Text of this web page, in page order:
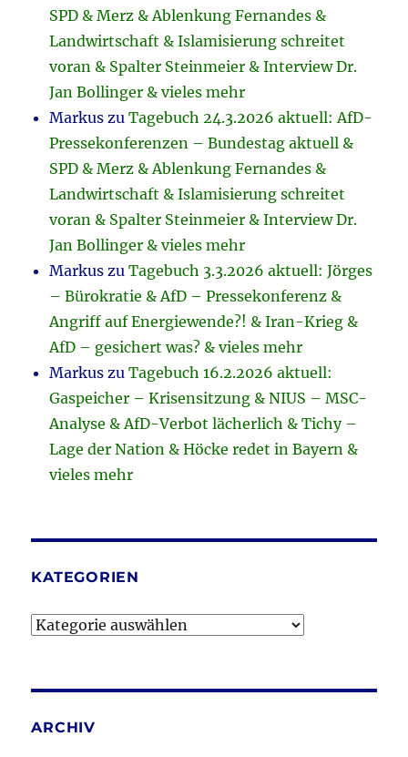
SPD & Merz & Ablenkung Fernandes &
Landwirtschaft & Islamisierung schreitet
voran & Spalter Steinmeier & Interview Dr.
Jan Bollinger & vieles mehr
Markus zuTagebuch 24.3.2026 aktuell: AfD-
Pressekonferenzen – Bundestag aktuell &
SPD & Merz & Ablenkung Fernandes &
Landwirtschaft & Islamisierung schreitet
voran & Spalter Steinmeier & Interview Dr.
Jan Bollinger & vieles mehr
Markus zuTagebuch 3.3.2026 aktuell: Jörges
– Bürokratie & AfD – Pressekonferenz &
Angriff auf Energiewende?! & Iran-Krieg &
AfD – gesichert was? & vieles mehr
Markus zuTagebuch 16.2.2026 aktuell:
Gaspeicher – Krisensitzung & NIUS – MSC-
Analyse & AfD-Verbot lächerlich & Tichy –
Lage der Nation & Höcke redet in Bayern &
vieles mehr
KATEGORIEN
Kategorien
ARCHIV